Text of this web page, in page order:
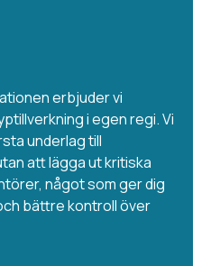
erbjuder vi
i egen regi. Vi
underlag till
att lägga ut kritiska
något som ger dig
bättre kontroll över